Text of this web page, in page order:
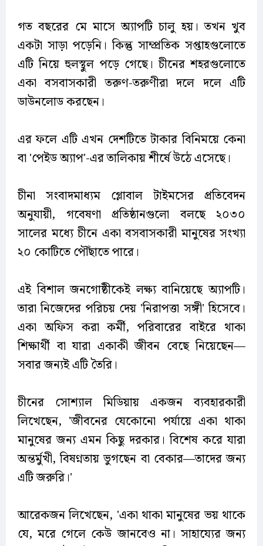
গত বছরের মে মাসে অ্যাপটি চালু হয়। তখন খুব
একটা সাড়া পড়েনি। কিন্তু সাম্প্রতিক সপ্তাহগুলোতে
এটি নিয়ে হুলস্থুল পড়ে গেছে। চীনের শহরগুলোতে
একা বসবাসকারী তরুণ-তরুণীরা দলে দলে এটি
ডাউনলোড করছেন।
এর ফলে এটি এখন দেশটিতে টাকার বিনিময়ে কেনা
বা 'পেইড অ্যাপ'-এর তালিকায় শীর্ষে উঠে এসেছে।
চীনা সংবাদমাধ্যম গ্লোবাল টাইমসের প্রতিবেদন
অনুযায়ী, গবেষণা প্রতিষ্ঠানগুলো বলছে ২০৩০
সালের মধ্যে চীনে একা বসবাসকারী মানুষের সংখ্যা
২০ কোটিতে পৌঁছাতে পারে।
এই বিশাল জনগোষ্ঠীকেই লক্ষ্য বানিয়েছে অ্যাপটি।
তারা নিজেদের পরিচয় দেয় 'নিরাপত্তা সঙ্গী' হিসেবে।
একা অফিস করা কর্মী, পরিবারের বাইরে থাকা
শিক্ষার্থী বা যারা একাকী জীবন বেছে নিয়েছেন—
সবার জন্যই এটি তৈরি।
চীনের সোশ্যাল মিডিয়ায় একজন ব্যবহারকারী
লিখেছেন, 'জীবনের যেকোনো পর্যায়ে একা থাকা
মানুষের জন্য এমন কিছু দরকার। বিশেষ করে যারা
অন্তর্মুখী, বিষণ্নতায় ভুগছেন বা বেকার—তাদের জন্য
এটি জরুরি।'
আরেকজন লিখেছেন, 'একা থাকা মানুষের ভয় থাকে
যে, মরে গেলে কেউ জানবেও না। সাহায্যের জন্য